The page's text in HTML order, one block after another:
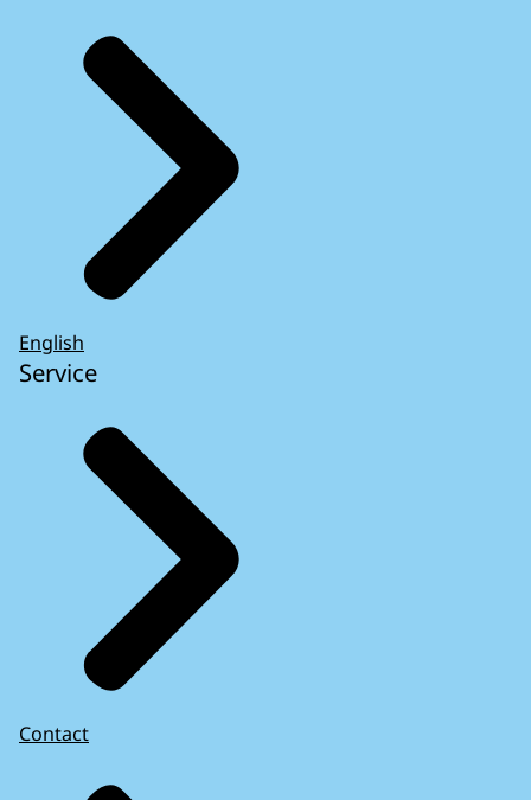
English
Service
Contact